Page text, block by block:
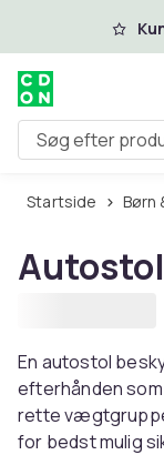
Spring til
Søg efter
Startside
En autostol
efterhånden
rette
for bedst mulig